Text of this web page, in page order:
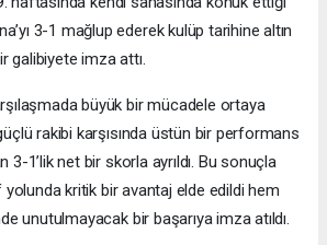
3-1 mağlup ederek kulüp tarihine altın
galibiyete imza attı.
büyük bir mücadele ortaya
rakibi karşısında üstün bir performans
3-1’lik net bir skorla ayrıldı. Bu sonuçla
kritik bir avantaj elde edildi hem
unutulmayacak bir başarıya imza atıldı.